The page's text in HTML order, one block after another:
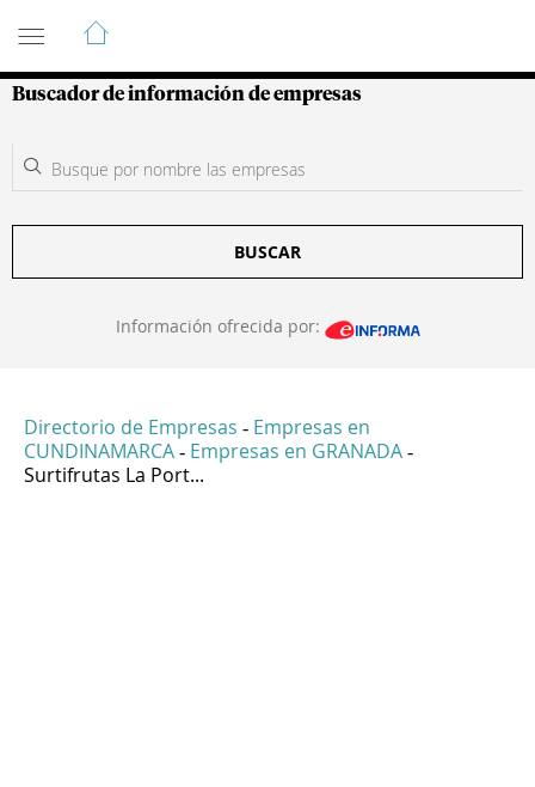
Guía de Empresas Colombianas
Buscador de información de empresas
BUSCAR
Información ofrecida por:
Directorio de Empresas - Empresas en
CUNDINAMARCA - Empresas en GRANADA -
Surtifrutas La Port...